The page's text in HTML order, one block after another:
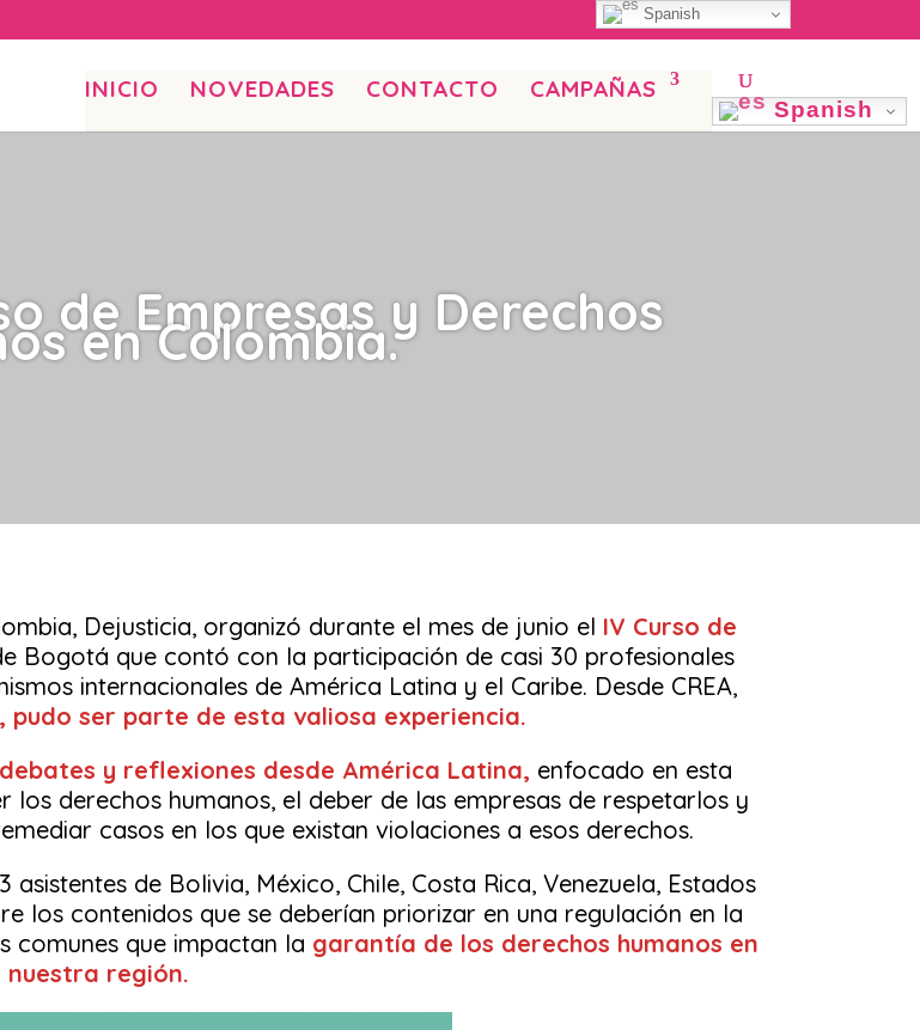
INICIO NOVEDADES CONTACTO CAMPAÑAS
Spanish
de Empresas y Derechos
en Colombia.
Dejusticia, organizó durante el mes de junio el IV Curso de
Bogotá que contó con la participación de casi 30 profesionales
internacionales de América Latina y el Caribe. Desde CREA,
ser parte de esta valiosa experiencia.
y reflexiones desde América Latina, enfocado en esta
derechos humanos, el deber de las empresas de respetarlos y
casos en los que existan violaciones a esos derechos.
de Bolivia, México, Chile, Costa Rica, Venezuela, Estados
los contenidos que se deberían priorizar en una regulación en la
comunes que impactan la garantía de los derechos humanos en
región.
Spanish